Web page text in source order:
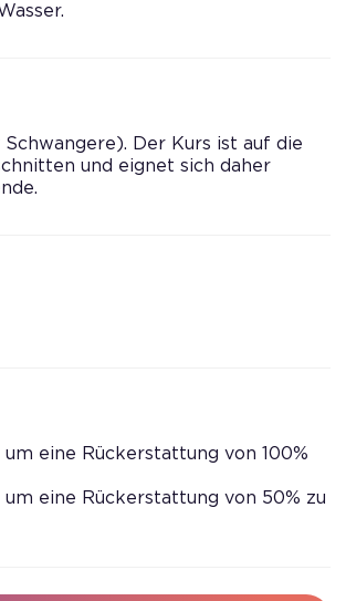
Der Kurs ist auf die
und eignet sich daher
eine Rückerstattung von 100%
eine Rückerstattung von 50% zu